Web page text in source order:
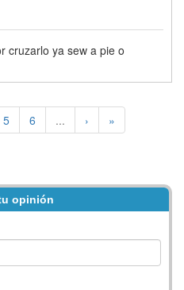
cruzarlo ya sew a pie o
5 6 ... › »
opinión